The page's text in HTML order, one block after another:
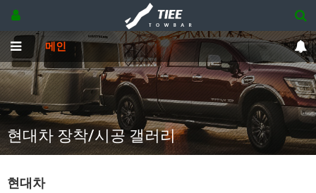
메인
현대차 장착/시공 갤러리
현대차